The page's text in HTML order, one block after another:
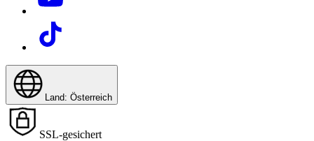
Download PDF
Land: Österreich
SSL-gesichert